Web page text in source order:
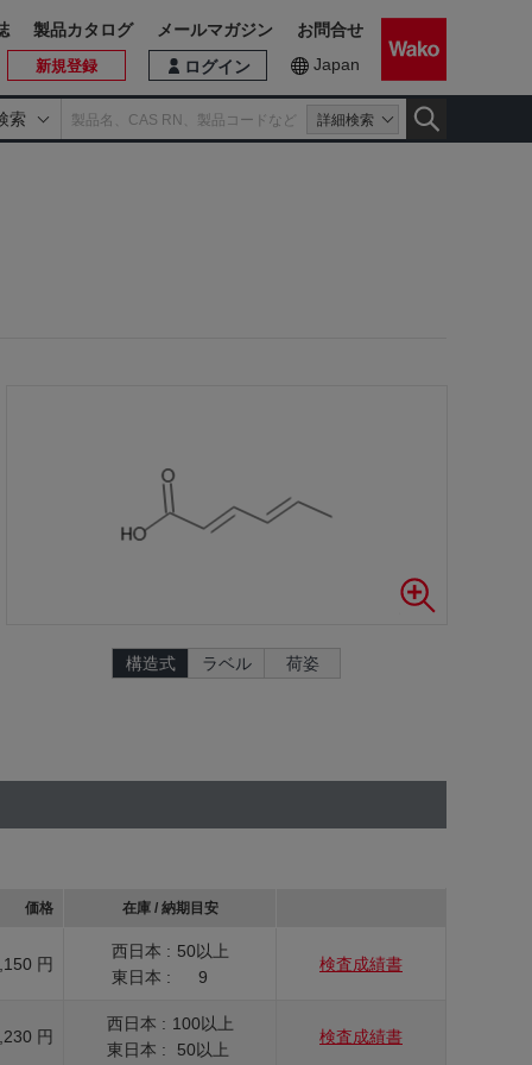
索 詳細検索
ログイン
新規登録 Japan
製品カタログ メールマガジン お問合せ
構造式 ラベル 荷姿
価格 在庫 / 納期目安
円
西日本 : 50以上
東日本 :
9
検査成績書
円
西日本 : 100以上
東日本 :
50以上
検査成績書